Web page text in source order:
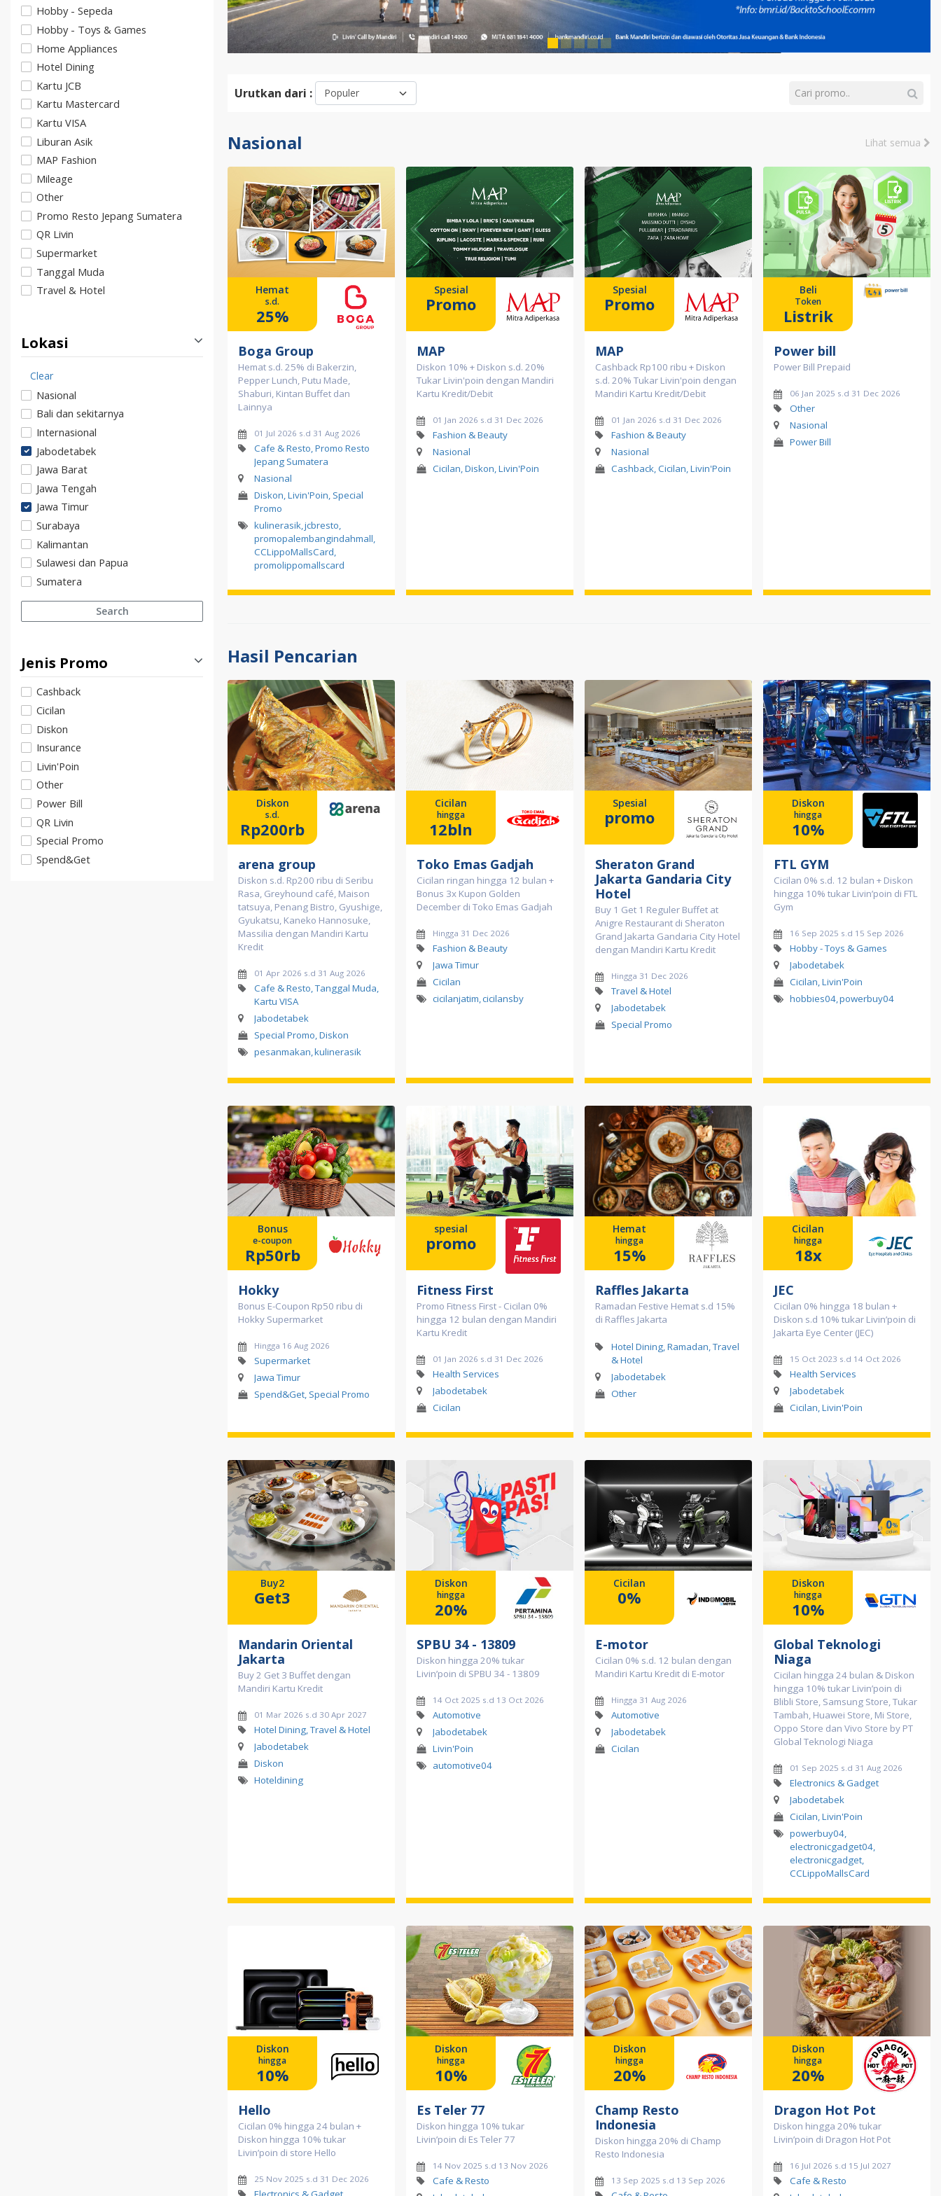
Hobby - Sepeda
Hobby - Toys & Games
Home Appliances
Hotel Dining
Kartu JCB
Kartu Mastercard
Kartu VISA
Liburan Asik
MAP Fashion
Mileage
Other
Promo Resto Jepang Sumatera
QR Livin
Supermarket
Tanggal Muda
Travel & Hotel
Lokasi
Clear
Nasional
Bali dan sekitarnya
Internasional
Jabodetabek
Jawa Barat
Jawa Tengah
Jawa Timur
Surabaya
Kalimantan
Sulawesi dan Papua
Sumatera
Search
Jenis Promo
Cashback
Cicilan
Diskon
Insurance
Livin'Poin
Other
Power Bill
QR Livin
Special Promo
Spend&Get
Urutkan dari :
Nasional Lihat semua
Hemat
s.d.
25%
Boga Group
Hemat s.d. 25% di Bakerzin,
Pepper Lunch, Putu Made,
Shaburi, Kintan Buffet dan
Lainnya
01 Jul 2026 s.d 31 Aug 2026
Cafe & Resto, Promo Resto
Jepang Sumatera
Nasional
Diskon, Livin'Poin, Special
Promo
kulinerasik,jcbresto,
promopalembangindahmall,
CCLippoMallsCard,
promolippomallscard
Spesial
Promo
MAP
Diskon 10% + Diskon s.d. 20%
Tukar Livin'poin dengan Mandiri
Kartu Kredit/Debit
01 Jan 2026 s.d 31 Dec 2026
Fashion & Beauty
Nasional
Cicilan, Diskon, Livin'Poin
Spesial
Promo
MAP
Cashback Rp100 ribu + Diskon
s.d. 20% Tukar Livin'poin dengan
Mandiri Kartu Kredit/Debit
01 Jan 2026 s.d 31 Dec 2026
Fashion & Beauty
Nasional
Cashback, Cicilan, Livin'Poin
Beli
Token
Listrik
Power bill
Power Bill Prepaid
06 Jan 2025 s.d 31 Dec 2026
Other
Nasional
Power Bill
Hasil Pencarian
Diskon
s.d.
Rp200rb
arena group
Diskon s.d. Rp200 ribu di Seribu
Rasa, Greyhound café, Maison
tatsuya, Penang Bistro, Gyushige,
Gyukatsu, Kaneko Hannosuke,
Massilia dengan Mandiri Kartu
Kredit
01 Apr 2026 s.d 31 Aug 2026
Cafe & Resto, Tanggal Muda,
Kartu VISA
Jabodetabek
Special Promo, Diskon
pesanmakan,kulinerasik
Cicilan
hingga
12bln
Toko Emas Gadjah
Cicilan ringan hingga 12 bulan +
Bonus 3x Kupon Golden
December di Toko Emas Gadjah
Hingga 31 Dec 2026
Fashion & Beauty
Jawa Timur
Cicilan
cicilanjatim,cicilansby
Spesial
promo
Sheraton Grand
Jakarta Gandaria City
Hotel
Buy 1 Get 1 Reguler Buffet at
Anigre Restaurant di Sheraton
Grand Jakarta Gandaria City Hotel
dengan Mandiri Kartu Kredit
Hingga 31 Dec 2026
Travel & Hotel
Jabodetabek
Special Promo
Diskon
hingga
10%
FTL GYM
Cicilan 0% s.d. 12 bulan + Diskon
hingga 10% tukar Livin’poin di FTL
Gym
16 Sep 2025 s.d 15 Sep 2026
Hobby - Toys & Games
Jabodetabek
Cicilan, Livin'Poin
hobbies04,powerbuy04
Bonus
e-coupon
Rp50rb
Hokky
Bonus E-Coupon Rp50 ribu di
Hokky Supermarket
Hingga 16 Aug 2026
Supermarket
Jawa Timur
Spend&Get, Special Promo
spesial
promo
Fitness First
Promo Fitness First - Cicilan 0%
hingga 12 bulan dengan Mandiri
Kartu Kredit
01 Jan 2026 s.d 31 Dec 2026
Health Services
Jabodetabek
Cicilan
Hemat
hingga
15%
Raffles Jakarta
Ramadan Festive Hemat s.d 15%
di Raffles Jakarta
Hotel Dining, Ramadan, Travel
& Hotel
Jabodetabek
Other
Cicilan
hingga
18x
JEC
Cicilan 0% hingga 18 bulan +
Diskon s.d 10% tukar Livin’poin di
Jakarta Eye Center (JEC)
15 Oct 2023 s.d 14 Oct 2026
Health Services
Jabodetabek
Cicilan, Livin'Poin
Buy2
Get3
Mandarin Oriental
Jakarta
Buy 2 Get 3 Buffet dengan
Mandiri Kartu Kredit
01 Mar 2026 s.d 30 Apr 2027
Hotel Dining, Travel & Hotel
Jabodetabek
Diskon
Hoteldining
Diskon
hingga
20%
SPBU 34 - 13809
Diskon hingga 20% tukar
Livin’poin di SPBU 34 - 13809
14 Oct 2025 s.d 13 Oct 2026
Automotive
Jabodetabek
Livin'Poin
automotive04
Cicilan
0%
E-motor
Cicilan 0% s.d. 12 bulan dengan
Mandiri Kartu Kredit di E-motor
Hingga 31 Aug 2026
Automotive
Jabodetabek
Cicilan
Diskon
hingga
10%
Global Teknologi
Niaga
Cicilan hingga 24 bulan & Diskon
hingga 10% tukar Livin’poin di
Blibli Store, Samsung Store, Tukar
Tambah, Huawei Store, Mi Store,
Oppo Store dan Vivo Store by PT
Global Teknologi Niaga
01 Sep 2025 s.d 31 Aug 2026
Electronics & Gadget
Jabodetabek
Cicilan, Livin'Poin
powerbuy04,
electronicgadget04,
electronicgadget,
CCLippoMallsCard
Diskon
hingga
10%
Hello
Cicilan 0% hingga 24 bulan +
Diskon hingga 10% tukar
Livin’poin di store Hello
25 Nov 2025 s.d 31 Dec 2026
Diskon
hingga
10%
Es Teler 77
Diskon hingga 10% tukar
Livin’poin di Es Teler 77
14 Nov 2025 s.d 13 Nov 2026
Cafe & Resto
Diskon
hingga
20%
Champ Resto
Indonesia
Diskon hingga 20% di Champ
Resto Indonesia
13 Sep 2025 s.d 13 Sep 2026
Diskon
hingga
20%
Dragon Hot Pot
Diskon hingga 20% tukar
Livin’poin di Dragon Hot Pot
16 Jul 2026 s.d 15 Jul 2027
Cafe & Resto